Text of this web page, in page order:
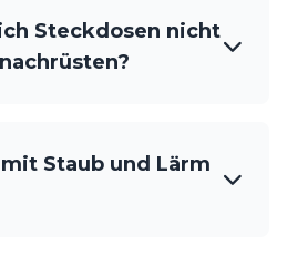
Steckdosen nicht
Staub und Lärm